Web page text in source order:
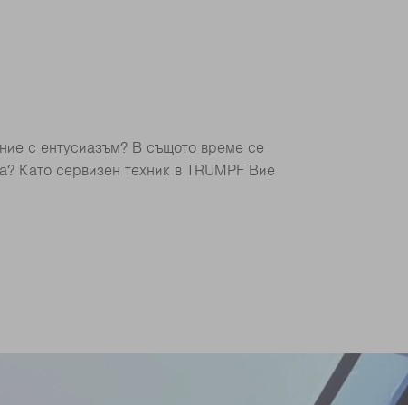
с ентусиазъм? В същото време се
Като сервизен техник в TRUMPF Вие